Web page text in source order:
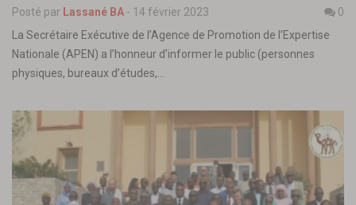
Posté par Lassané BA - 14 février 2023
0
La Secrétaire Exécutive de l’Agence de Promotion de l’Expertise
Nationale (APEN) a l’honneur d’informer le public (personnes
physiques, bureaux d’études,…